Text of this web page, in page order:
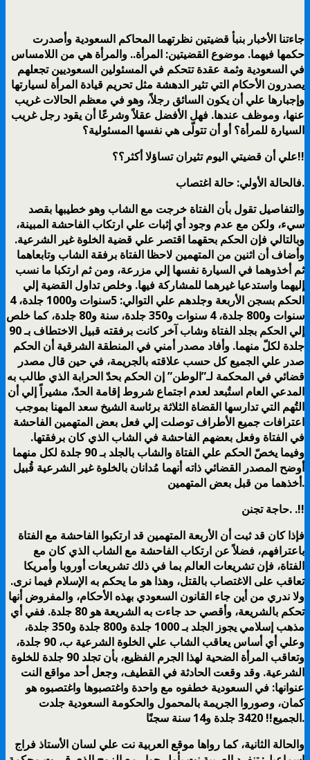
جاءتنا الأخبار بنبأ قضيتين نظرتهما المحاكم السعودية وأصدرت
حكمها فيهما. موضوع القضيتين: المرأة.. والمرأة هي من اللامساس
في السعودية وثمة عقدة تتحكم في المسئولين السعوديين تجعلهم
يصدرون الأحكام التي تثير الدهشة مثل تحريم قيادة المرأة لسيارتها
وإجبارها علي أن يكون السائق رجلاً، وهو في معظم الحالات غريب
عنها، وموظف عندها. فهل الأفضل عقلاً وشرعًا أن يقود رجل غريب
السيارة للمرأة؟ أو أن تتولّى هي نفسها المسئولية؟
علي أن قضيتي اليوم تثيران تساؤلا أكثر؟؟!!
فالحالة الأولي: حالة اغتصاب.
والتفاصيل تقول بأن الفتاة خرجت مع الشاب وهو خطيبها بقصد
سيء، ولكن مع عدم وجود أي إثبات علي ارتكاب الفاحشة المبينة،
وبالتالي فإن الحكم بحقهما اقتصر علي قضية الخلوة غير الشرعية.
وأضاف أن اثنين من المتهمين لاحظا الفتاة برفقة الشاب وتابعاهما
ثم أخذوهما في السيارة نفسها إلي مزرعة، ومن ثم ارتكبا ما نسب
إليهما واستدعيا غيرهما للمشاركة فيها. وخلص تداول القضية إلي
الحكم بسجن الأربعة وجلدهم علي التوالي: 5سنوات و1000 جلدة، 4
سنوات و800 جلدة، 4 سنوات و350 جلدة، سنة و80 جلدة، كما خلص
إلي الحكم بجلد الفتاة وشاب آخر كانت برفقته قبيل الاختطاف بـ 90
جلدة لكلّ منهما. وأفاد مصدر أمني في المنطقة الشرقية أن الحكم
صدر علي الجميع كل حسب علاقته بالجريمة، في حين قال مصدر
قضائي في المحكمة لـ”الوطن” إن الحكم بحدّ الحرابة الذي طالب به
المدعي العام استُبعد لعدم اجتماع شروط إقامة الحدّ، مشيراً إلي أن
التُهم التي تدارسها القضاة الثلاثة برئاسة الشيخ سعد المهنا بموجب
اعترافات جميع الأطراف توصلت إلي فعل بعض المتهمين الفاحشة
في الفتاة وفعل بعضهم الفاحشة في الشاب الذي كان برفقتها.
وفيما يخصّ الحكم علي الفتاة والشاب بالجلد بـ 90 جلدة لكل منهما
أوضح المصدر القضائي ذاته أنهما مُدانان بالخلوة غير الشرعية قُبيل
أخذهما من قبل بعض المتهمين.
حاجة تجنن. .!!
فإذا كان قد ثبت أن الأربعة المتهمين قد ارتكبوا الفاحشة مع الفتاة
باعترافهم، فضلاً عن ارتكاب الفاحشة مع الشاب الذي كان مع
الفتاة، فإن تشريعات العالم بما في ذلك تشريعات أوروبا وأمريكا
تعاقب على الاغتصاب بالقتل، وهذا هو ما يحكم به الإسلام فيما نرى.
ولا ندري من أين جاء القانون السعودي بهذه الأحكام، والمفروض أنها
تحكم بالشريعة، وأقصي حد جاءت به الشريعة هو 80 جلدة. ففي أي
مذهب إسلامي يجوز الجلد بـ 1000 جلدة و800 جلدة و350 جلدة،
وعلي أي أساس يعاقب الشاب علي الخلوة الشرعية ب، 90 جلدة،
وتعاقب المرأة الضحية لهذا الجرم الفظيع، بأن تجلد 90 جلدة للخلوة
الشرعية. وقد وقعت الحادثة في القطيف، وجعل أحد مواقع النت
عنوانها: في السعودية خطفوه مع واحدة واغتصبوها واغتصبوه هو
كمان، وصوروا الجريمة بالمحمول والحكومة السعودية جلدت
الجميع!! 3420 جلدة و14 سنة سجنًا.
والحالة الثانية، كما رواها موقع العربية نت علي لسان الأستاذ فراج